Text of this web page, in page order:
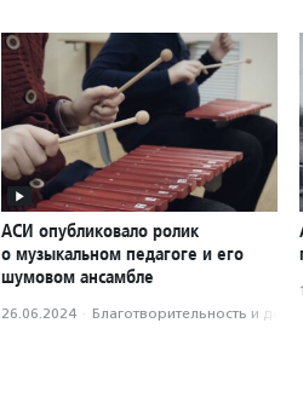
АСИ опубликовало ролик
о музыкальном педагоге и его
шумовом ансамбле
26.06.2024 · Благотвори­тель­ность и